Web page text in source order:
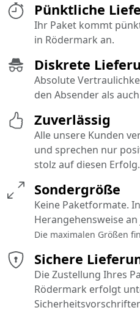
Pünktliche
Ihr Paket kommt
in Rödermark an.
Sichere
Die Zustellung Ihres
Rödermark erfolgt
Diskrete
Absolute
den Absender als
Sondergröße
Keine Paketformate.
Herangehensweise
Die maximalen Größen
Zuverlässig
Alle unsere Kunden
und sprechen nur
stolz auf diesen Erfolg.